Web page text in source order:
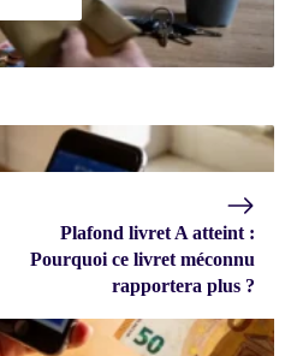
Plafond livret A atteint :
Pourquoi ce livret méconnu
rapportera plus ?